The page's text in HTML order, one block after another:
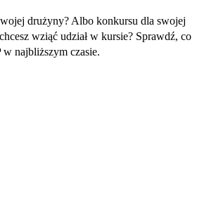
drużyny? Albo konkursu dla swojej
wziąć udział w kursie? Sprawdź, co
najbliższym czasie.